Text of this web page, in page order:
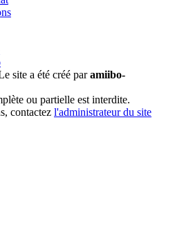
site a été créé paramiibo-
ou partielle est interdite.
contactez l'administrateur du site